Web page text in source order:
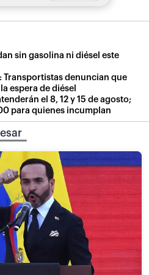
sin gasolina ni diésel este
Transportistas denuncian que
espera de diésel
el 8, 12 y 15 de agosto;
para quienes incumplan